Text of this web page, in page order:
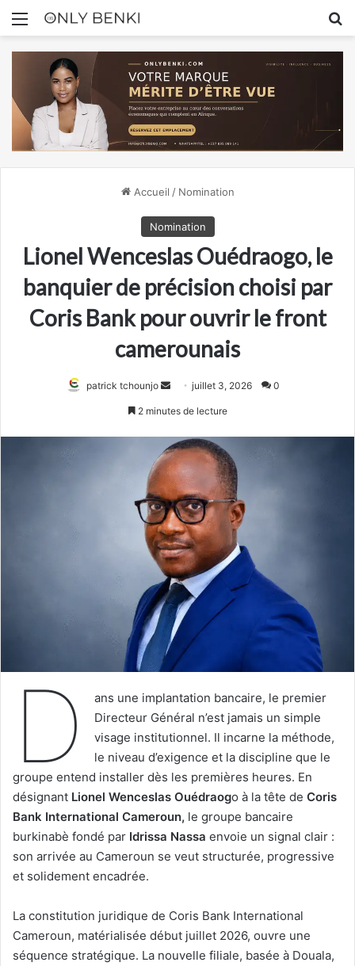
Menu
Accueil / Nomination
Nomination
Lionel Wenceslas Ouédraogo, le
banquier de précision choisi par
Coris Bank pour ouvrir le front
camerounais
patrick tchounjo
Envoyerjuillet 3, 2026 0
2 minutes de lecture
D
ans une implantation bancaire, le premier
Directeur Général n’est jamais un simple
visage institutionnel. Il incarne la méthode,
le niveau d’exigence et la discipline que le
groupe entend installer dès les premières heures. En
désignant Lionel Wenceslas Ouédraogo à la tête de Coris
Bank International Cameroun, le groupe bancaire
burkinabè fondé par Idrissa Nassa envoie un signal clair :
son arrivée au Cameroun se veut structurée, progressive
et solidement encadrée.
La constitution juridique de Coris Bank International
Cameroun, matérialisée début juillet 2026, ouvre une
séquence stratégique. La nouvelle filiale, basée à Douala,